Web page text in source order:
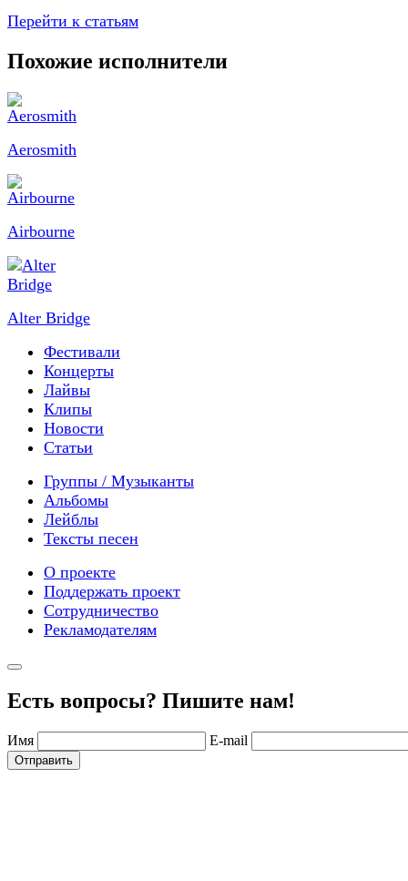
Перейти к статьям
Похожие исполнители
Aerosmith
Airbourne
Alter Bridge
Фестивали
Концерты
Лайвы
Клипы
Новости
Статьи
Группы / Музыканты
Альбомы
Лейблы
Тексты песен
О проекте
Поддержать проект
Сотрудничество
Рекламодателям
Есть вопросы? Пишите нам!
Имя E-mail